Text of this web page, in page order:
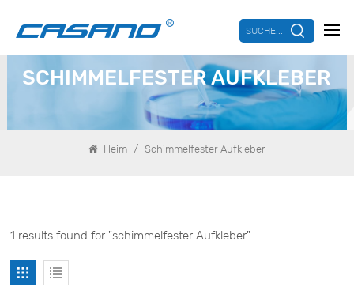
SUCHE...
SCHIMMELFESTER AUFKLEBER
Heim / Schimmelfester Aufkleber
1 results found for "schimmelfester Aufkleber"